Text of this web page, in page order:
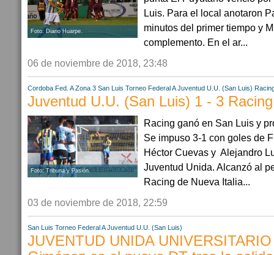
Foto: Diario Huarpe.
Luis. Para el local anotaron
minutos del primer tiempo y
complemento. En el ar...
06 de noviembre de 2018, 23:48
Cordoba Fed. A Zona 3 San Luis Torneo Federal A Juventud U.U. (San Luis)
Juventud U.U. (San Luis) 1 - 3
Foto: Tribuna y Pasión.
Racing ganó en San Luis y
Se impuso 3-1 con goles de
Héctor Cuevas y Alejandro
Juventud Unida. Alcanzó al
Racing de Nueva Italia...
03 de noviembre de 2018, 22:59
San Luis Torneo Federal A Juventud U.U. (San Luis)
JUVENTUD UNIDA